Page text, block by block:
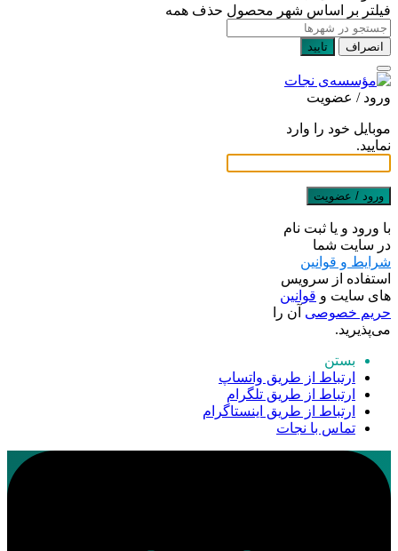
فیلتر بر اساس شهر محصول حذف همه
انصراف تایید
ورود / عضویت
موبایل خود را وارد
نمایید.
ورود / عضویت
با ورود و یا ثبت نام
در سایت شما
شرایط و قوانین
استفاده از سرویس
های سایت و قوانین
حریم خصوصی آن را
می‌پذیرید.
بستن
ارتباط از طریق واتساپ
ارتباط از طریق تلگرام
ارتباط از طریق اینستاگرام
تماس با نجات